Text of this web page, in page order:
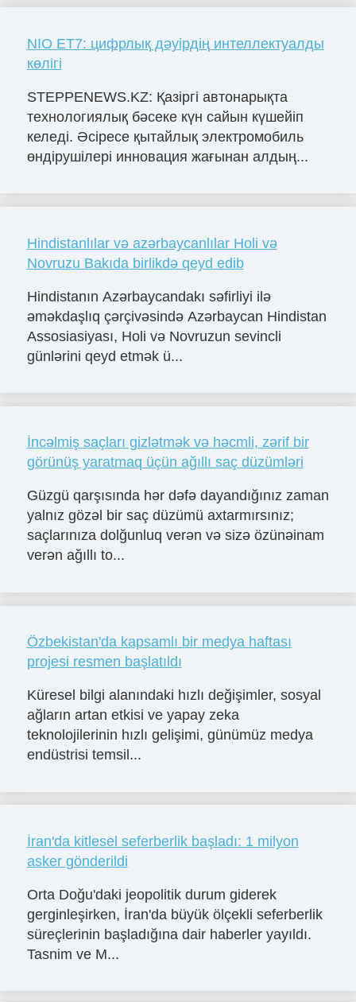
NIO ET7: цифрлық дәуірдің интеллектуалды
көлігі
STEPPENEWS.KZ: Қазіргі автонарықта
технологиялық бәсеке күн сайын күшейіп
келеді. Әсіресе қытайлық электромобиль
өндірушілері инновация жағынан алдың...
Hindistanlılar və azərbaycanlılar Holi və
Novruzu Bakıda birlikdə qeyd edib
Hindistanın Azərbaycandakı səfirliyi ilə
əməkdaşlıq çərçivəsində Azərbaycan Hindistan
Assosiasiyası, Holi və Novruzun sevincli
günlərini qeyd etmək ü...
İncəlmiş saçları gizlətmək və həcmli, zərif bir
görünüş yaratmaq üçün ağıllı saç düzümləri
Güzgü qarşısında hər dəfə dayandığınız zaman
yalnız gözəl bir saç düzümü axtarmırsınız;
saçlarınıza dolğunluq verən və sizə özünəinam
verən ağıllı to...
Özbekistan'da kapsamlı bir medya haftası
projesi resmen başlatıldı
Küresel bilgi alanındaki hızlı değişimler, sosyal
ağların artan etkisi ve yapay zeka
teknolojilerinin hızlı gelişimi, günümüz medya
endüstrisi temsil...
İran'da kitlesel seferberlik başladı: 1 milyon
asker gönderildi
Orta Doğu'daki jeopolitik durum giderek
gerginleşirken, İran'da büyük ölçekli seferberlik
süreçlerinin başladığına dair haberler yayıldı.
Tasnim ve M...